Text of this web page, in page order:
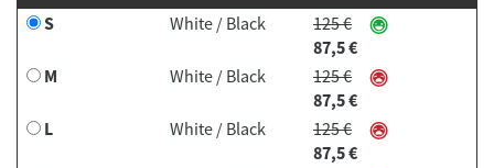
S
White / Black
125 €
87,5 €
M
White / Black
125 €
87,5 €
L
White / Black
125 €
87,5 €